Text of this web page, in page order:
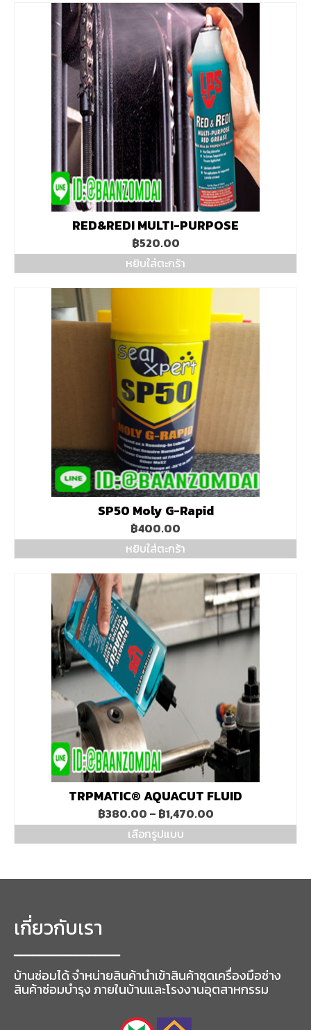
RED&REDI MULTI-PURPOSE
฿520.00
หยิบใส่ตะกร้า
SP50 Moly G-Rapid
฿400.00
หยิบใส่ตะกร้า
TRPMATIC® AQUACUT FLUID
฿380.00 – ฿1,470.00Price
range:
฿380.00
เลือกรูปแบบ
has
chosen
on
the
page
เกี่ยวกับเรา
━━━━━━━━━━━━━━━━━
บ้านซ่อมได้ จำหน่ายสินค้านำเข้าสินค้าชุดเครื่องมือช่าง
สินค้าซ่อมบำรุง ภายในบ้านและโรงงานอุตสาหกรรม